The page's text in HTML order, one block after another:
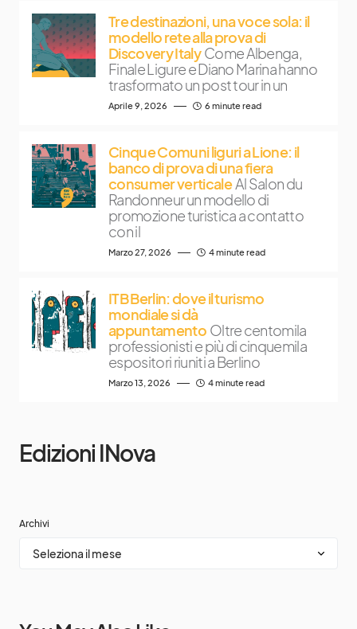
Tre destinazioni, una voce sola: il
modello rete alla prova di
Discovery Italy Come Albenga,
Finale Ligure e Diano Marina hanno
trasformato un post tour in un
Aprile 9, 2026 6 minute read
Cinque Comuni liguri a Lione: il
banco di prova di una fiera
consumer verticale Al Salon du
Randonneur un modello di
promozione turistica a contatto
con il
Marzo 27, 2026 4 minute read
ITB Berlin: dove il turismo
mondiale si dà
appuntamento Oltre centomila
professionisti e più di cinquemila
espositori riuniti a Berlino
Marzo 13, 2026 4 minute read
Edizioni INova
Archivi